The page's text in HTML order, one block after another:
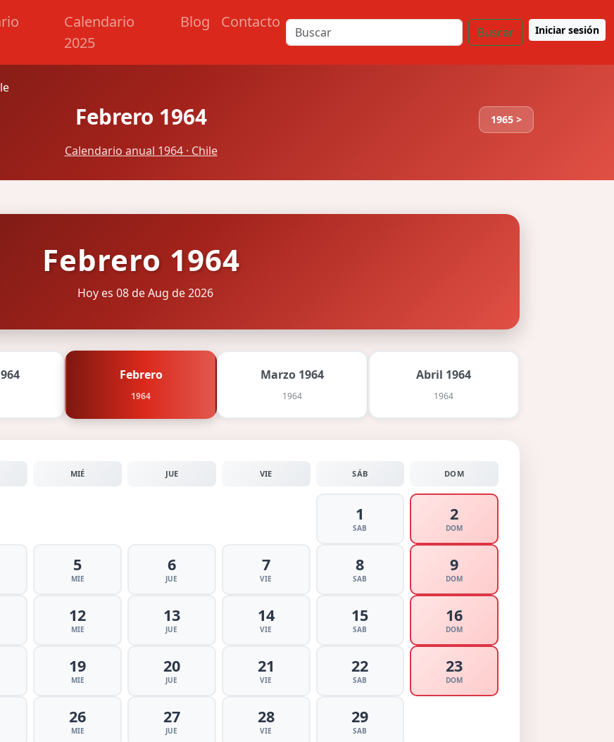
Calendario
2025
Blog Contacto
Buscar Iniciar sesión
Febrero 1964 1965 >
Calendario anual 1964 · Chile
Febrero 1964
Hoy es 08 de Aug de 2026
Febrero
1964
Marzo 1964
1964
Abril 1964
1964
MIÉ JUE VIE SÁB DOM
1
SAB
2
DOM
5
MIE
6
JUE
7
VIE
8
SAB
9
DOM
12
MIE
13
JUE
14
VIE
15
SAB
16
DOM
19
MIE
20
JUE
21
VIE
22
SAB
23
DOM
26
MIE
27
JUE
28
VIE
29
SAB